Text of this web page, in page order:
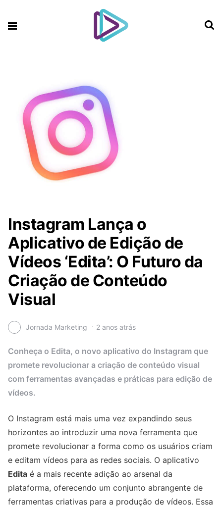
Instagram Lança o
Aplicativo de Edição de
Vídeos ‘Edita’: O Futuro da
Criação de Conteúdo
Visual
Jornada Marketing 2 anos atrás
Conheça o Edita, o novo aplicativo do Instagram que
promete revolucionar a criação de conteúdo visual
com ferramentas avançadas e práticas para edição de
vídeos.
O Instagram está mais uma vez expandindo seus
horizontes ao introduzir uma nova ferramenta que
promete revolucionar a forma como os usuários criam
e editam vídeos para as redes sociais. O aplicativo
Edita é a mais recente adição ao arsenal da
plataforma, oferecendo um conjunto abrangente de
ferramentas criativas para a produção de vídeos. Essa